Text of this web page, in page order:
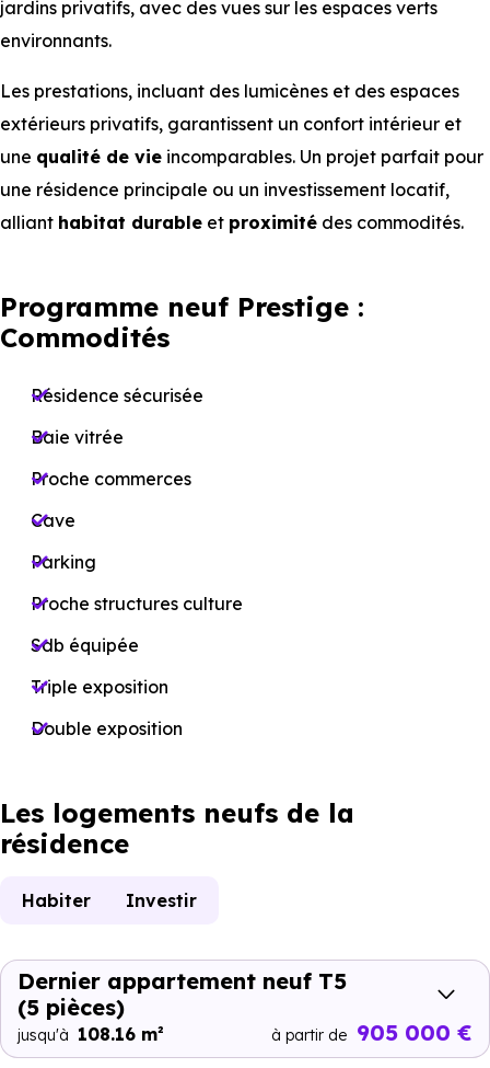
jardins privatifs, avec des vues sur les espaces verts
environnants.
Les prestations, incluant des lumicènes et des espaces
extérieurs privatifs, garantissent un confort intérieur et
une qualité de vie incomparables. Un projet parfait pour
une résidence principale ou un investissement locatif,
alliant habitat durable et proximité des commodités.
Programme neuf Prestige :
Commodités
Résidence sécurisée
Baie vitrée
Proche commerces
Cave
Parking
Proche structures culture
Sdb équipée
Triple exposition
Double exposition
Les logements neufs de la
résidence
Habiter Investir
Dernier appartement neuf T5
(5 pièces)
jusqu'à 108.16 m² à partir de 905 000 €